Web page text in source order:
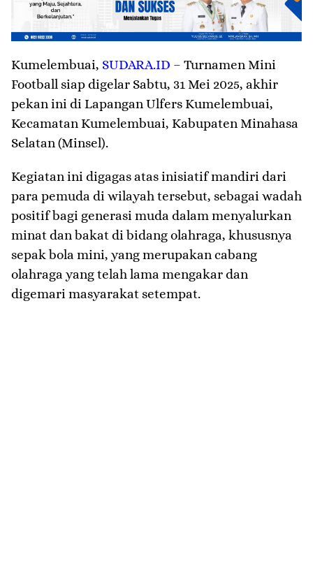
Kumelembuai, SUDARA.ID – Turnamen Mini
Football siap digelar Sabtu, 31 Mei 2025, akhir
pekan ini di Lapangan Ulfers Kumelembuai,
Kecamatan Kumelembuai, Kabupaten Minahasa
Selatan (Minsel).
Kegiatan ini digagas atas inisiatif mandiri dari
para pemuda di wilayah tersebut, sebagai wadah
positif bagi generasi muda dalam menyalurkan
minat dan bakat di bidang olahraga, khususnya
sepak bola mini, yang merupakan cabang
olahraga yang telah lama mengakar dan
digemari masyarakat setempat.